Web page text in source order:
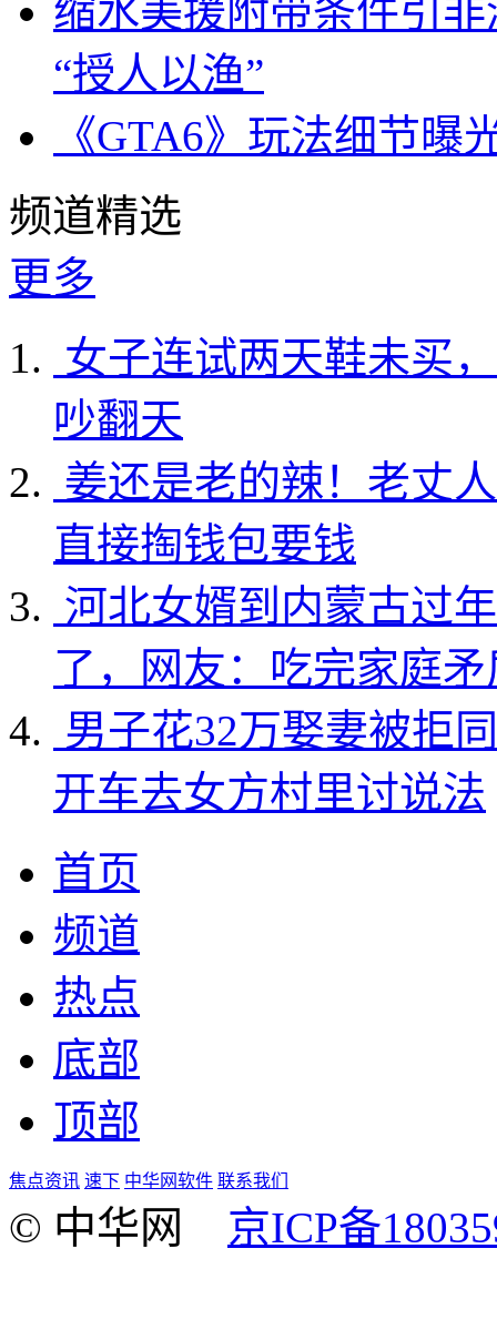
缩水美援附带条件引
“授人以渔”
《GTA6》玩法细节
频道精选
更多
女子连试两天鞋未买
吵翻天
姜还是老的辣！老丈
直接掏钱包要钱
河北女婿到内蒙古过
了，网友：吃完家庭
男子花32万娶妻被拒
开车去女方村里讨说法
首页
频道
热点
底部
顶部
焦点资讯 速下 中华网软件 联系我们
© 中华网 京ICP备